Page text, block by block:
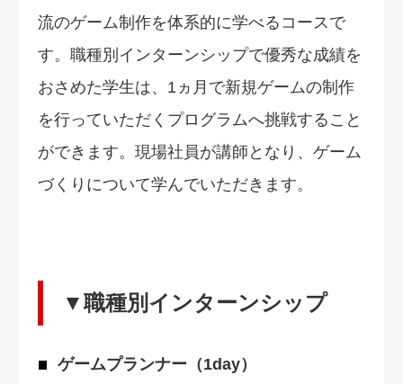
流のゲーム制作を体系的に学べるコースで
す。職種別インターンシップで優秀な成績を
おさめた学生は、1ヵ月で新規ゲームの制作
を行っていただくプログラムへ挑戦すること
ができます。現場社員が講師となり、ゲーム
づくりについて学んでいただきます。
▼職種別インターンシップ
ゲームプランナー（1day）